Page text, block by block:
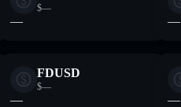
$—
— —
FDUSD
$—
— —